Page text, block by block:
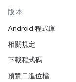
版本
Android 程式庫
相關規定
下載程式碼
預覽二進位檔